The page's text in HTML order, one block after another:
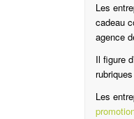
Les
cadeau
agence
Il figure
Les